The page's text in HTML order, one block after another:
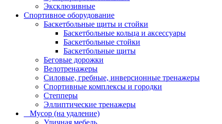
Эксклюзивные
Спортивное оборудование
Баскетбольные щиты и стойки
Баскетбольные кольца и аксессуары
Баскетбольные стойки
Баскетбольные щиты
Беговые дорожки
Велотренажеры
Силовые, гребные, инверсионные тренажеры
Спортивные комплексы и городки
Степперы
Эллиптические тренажеры
_ Мусор (на удаление)